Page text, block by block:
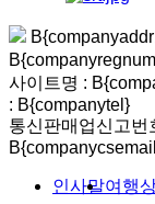
사이트명 :
: B{companytel}
통신판매업신고번
인사말여행